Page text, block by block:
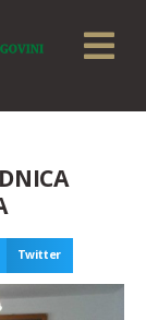
Twitter